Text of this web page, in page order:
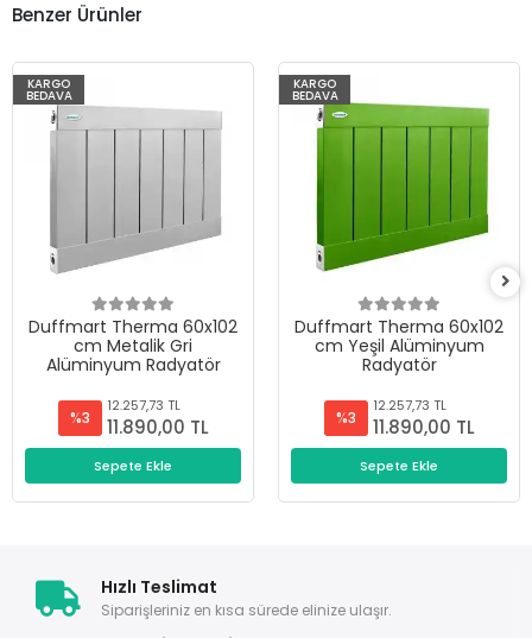
Benzer Ürünler
KARGO
BEDAVA
Duffmart Therma 60x102
cm Metalik Gri
Alüminyum Radyatör
%3
12.257,73 TL
11.890,00 TL
Sepete Ekle
KARGO
BEDAVA
Duffmart Therma 60x102
cm Yeşil Alüminyum
Radyatör
%3
12.257,73 TL
11.890,00 TL
Sepete Ekle
Hızlı Teslimat
Siparişleriniz en kısa sürede elinize ulaşır.